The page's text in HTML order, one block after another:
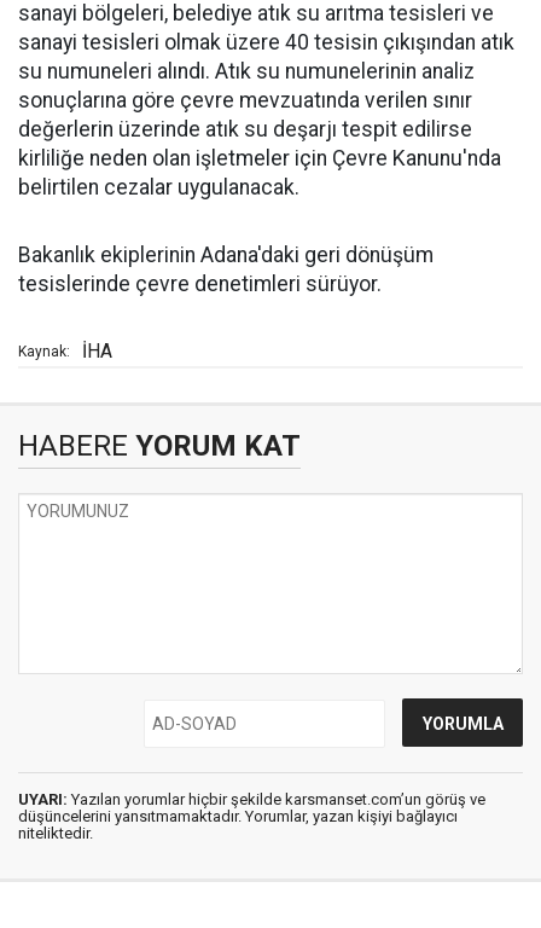
sanayi bölgeleri, belediye atık su arıtma tesisleri ve
sanayi tesisleri olmak üzere 40 tesisin çıkışından atık
su numuneleri alındı. Atık su numunelerinin analiz
sonuçlarına göre çevre mevzuatında verilen sınır
değerlerin üzerinde atık su deşarjı tespit edilirse
kirliliğe neden olan işletmeler için Çevre Kanunu'nda
belirtilen cezalar uygulanacak.
Bakanlık ekiplerinin Adana'daki geri dönüşüm
tesislerinde çevre denetimleri sürüyor.
Kaynak: İHA
HABERE YORUM KAT
UYARI: Yazılan yorumlar hiçbir şekilde karsmanset.com’un görüş ve
düşüncelerini yansıtmamaktadır. Yorumlar, yazan kişiyi bağlayıcı
niteliktedir.